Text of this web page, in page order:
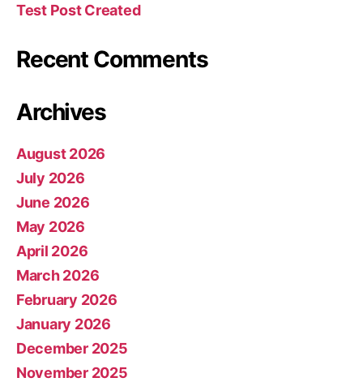
Test Post Created
Recent Comments
Archives
August 2026
July 2026
June 2026
May 2026
April 2026
March 2026
February 2026
January 2026
December 2025
November 2025